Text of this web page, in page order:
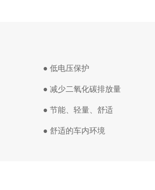
● 低电压保护
● 减少二氧化碳排放量
● 节能、轻量、舒适
● 舒适的车内环境